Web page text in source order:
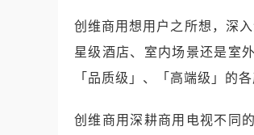
创维商用想用户之所想，深
星级酒店、室内场景还是室
「品质级」、「高端级」的
创维商用深耕商用电视不同